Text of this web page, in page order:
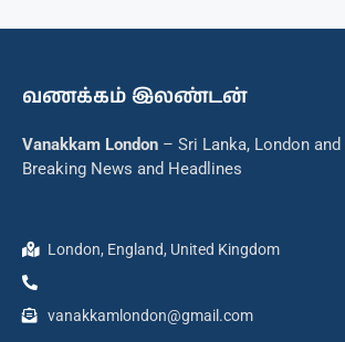
வணக்கம் இலண்டன்
Vanakkam London – Sri Lanka, London
Breaking News and Headlines
London, England, United Kingdom
vanakkamlondon@gmail.com